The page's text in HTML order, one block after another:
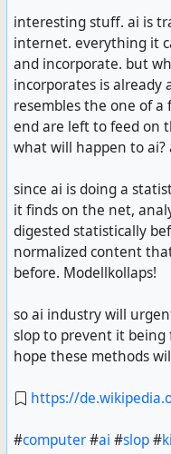
interesting stuff. ai is
internet. everything it
and incorporate. but
incorporates is already
resembles the one of
end are left to feed on
what will happen to ai?
since ai is doing a
it finds on the net,
digested statistically
normalized content
before. Modellkollaps!
so ai industry will
slop to prevent it being
hope these methods
https://
#computer#ai #slop#ki